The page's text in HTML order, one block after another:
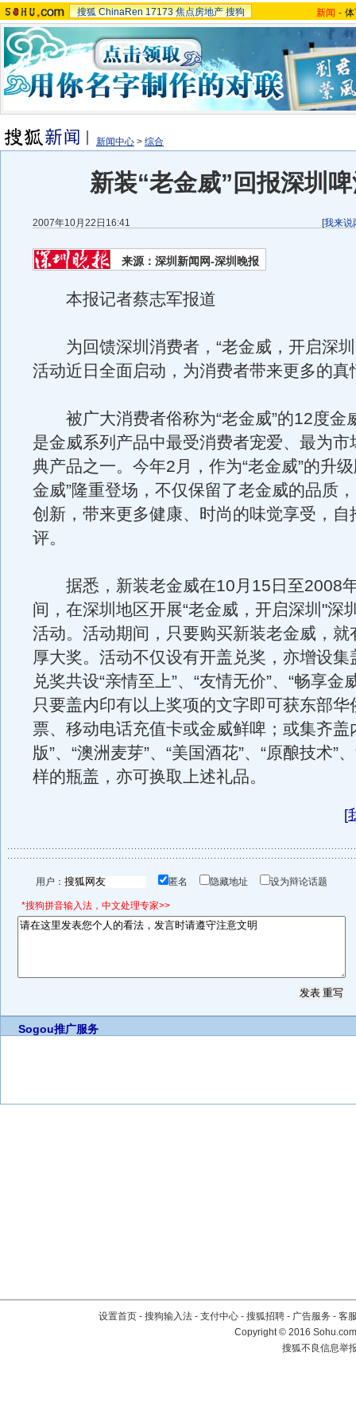
搜狐 ChinaRen 17173 焦点房地产 搜狗 新闻 -
新闻中心 > 综合
新装“老金威”回报深圳
2007年10月22日16:41 [我来说
来源：深圳新闻网-深圳晚报
本报记者蔡志军报道
为回馈深圳消费者，“老金威，开启深圳
活动近日全面启动，为消费者带来更多的真
被广大消费者俗称为“老金威”的12度金
是金威系列产品中最受消费者宠爱、最为市
典产品之一。今年2月，作为“老金威”的升
金威”隆重登场，不仅保留了老金威的品质
创新，带来更多健康、时尚的味觉享受，自
评。
据悉，新装老金威在10月15日至2008
间，在深圳地区开展“老金威，开启深圳"深
活动。活动期间，只要购买新装老金威，就
厚大奖。活动不仅设有开盖兑奖，亦增设集
兑奖共设“亲情至上”、“友情无价”、“畅享金
只要盖内印有以上奖项的文字即可获东部华
票、移动电话充值卡或金威鲜啤；或集齐盖
版”、“澳洲麦芽”、“美国酒花”、“原酿技术”
样的瓶盖，亦可换取上述礼品。
[
用户： 匿名 隐藏地址 设为辩论话题
*搜狗拼音输入法，中文处理专家>>
Sogou推广服务
设置首页 - 搜狗输入法 - 支付中心 - 搜狐招聘 - 广告服务 - 客
Copyright©2016
搜狐不良信息举